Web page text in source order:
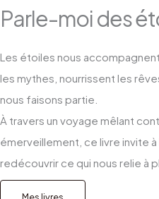
Parle-moi des
Les étoiles nous
les mythes, nourrissent les
nous faisons partie.
À travers un voyage mêlant
émerveillement, ce livre invite
redécouvrir ce qui nous relie à
Mes livres